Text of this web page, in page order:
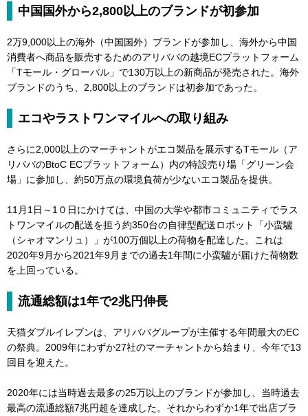
中国国外から2,800以上のブランドが初参加
2万9,000以上の海外（中国国外）ブランドが参加し、海外から中国
消費者へ商品を販売するためのアリババの越境ECプラットフォーム
「Tモール・グローバル」で130万以上の新商品が発売された。海外
ブランドのうち、2,800以上のブランドは初参加であった。
エコやラストワンマイルへの取り組み
さらに2,000以上のマーチャントがエコ製品を展示するTモール（ア
リババのBtoC ECプラットフォーム）内の特設売り場「グリーン会
場」に参加し、約50万点の環境負荷が少ないエコ製品を提供。
11月1日～1０日にかけては、中国の大学や都市コミュニティでラス
トワンマイルの配送を担う約350台の自律型配送ロボット「小蛮驢
（シャオマンリュ）」が100万個以上の荷物を配達した。これは
2020年9月から2021年9月までの過去1年間に小蛮驢が届けた荷物数
を上回っている。
流通総額は1年で2兆円伸長
天猫ダブルイレブンは、アリババグループが主催する年間最大のEC
の祭典。2009年にわずか27社のマーチャントから始まり、今年で13
回目を迎えた。
2020年には当時過去最多の25万以上のブランドが参加し、当時過去
最高の流通総額7兆円超を達成した。それからわずか1年で出店ブラ